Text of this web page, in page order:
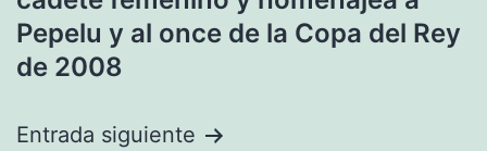
Pepelu y al once de la Copa del Rey
de 2008
Entrada siguiente